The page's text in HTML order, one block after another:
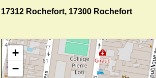
17312 Rochefort, 17300 Rochefort
+
−